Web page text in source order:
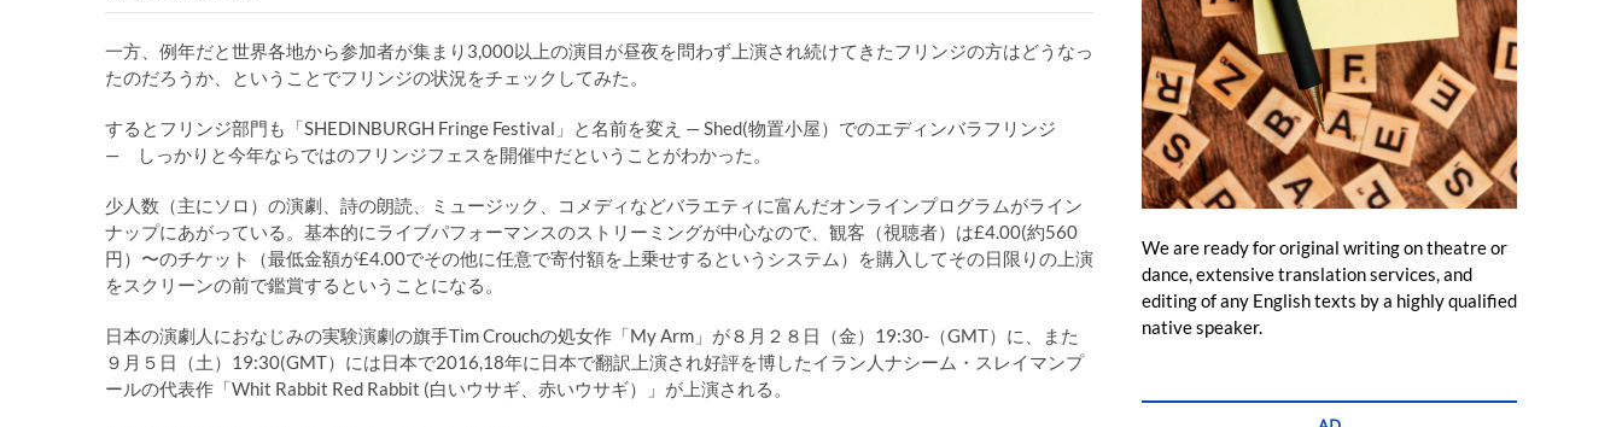
一方、例年だと世界各地から参加者が集まり3,000以上の演目が昼夜を問わず上演され続けてきたフリンジの方はどうなっ
たのだろうか、ということでフリンジの状況をチェックしてみた。
するとフリンジ部門も「SHEDINBURGH Fringe Festival」と名前を変え — Shed(物置小屋）でのエディンバラフリンジ
— しっかりと今年ならではのフリンジフェスを開催中だということがわかった。
少人数（主にソロ）の演劇、詩の朗読、ミュージック、コメディなどバラエティに富んだオンラインプログラムがライン
ナップにあがっている。基本的にライブパフォーマンスのストリーミングが中心なので、観客（視聴者）は£4.00(約560
円）〜のチケット（最低金額が£4.00でその他に任意で寄付額を上乗せするというシステム）を購入してその日限りの上演
をスクリーンの前で鑑賞するということになる。
日本の演劇人におなじみの実験演劇の旗手Tim Crouchの処女作「My Arm」が８月２８日（金）19:30-（GMT）に、また
９月５日（土）19:30(GMT）には日本で2016,18年に日本で翻訳上演され好評を博したイラン人ナシーム・スレイマンプ
ールの代表作「Whit Rabbit Red Rabbit (白いウサギ、赤いウサギ）」が上演される。
We are ready for original writing on theatre or
dance, extensive translation services, and
editing of any English texts by a highly qualified
native speaker.